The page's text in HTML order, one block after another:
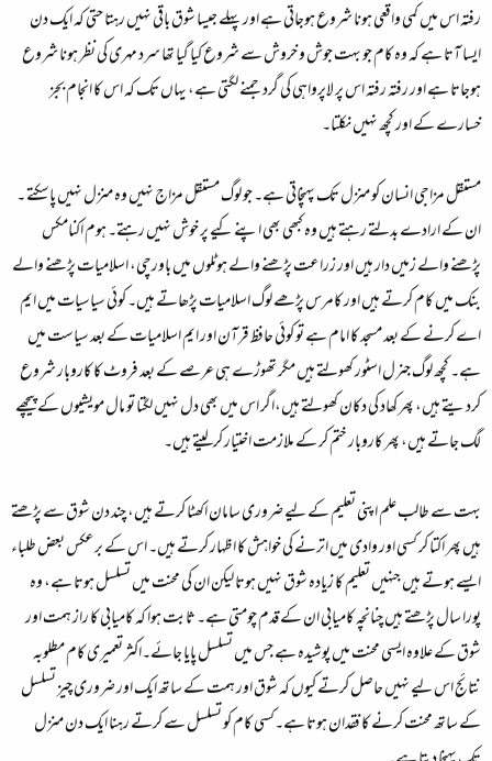
رفتہ اس میں کمی واقعی ہونا شروع ہوجاتی ہے اور پہلے جیسا شوق باقی نہیں رہتا حتی کہ ایک دن
ایسا آتا ہے کہ وہ کام جو بہت جوش و خروش سے شروع کیا گیا تھا سرد مہری کی نظر ہونا شروع
ہوجاتا ہے اور رفتہ رفتہ اس پر لاپرواہی کی گرد جمنے لگتی ہے، یہاں تک کہ اس کا انجام بجز
خسارے کے اور کچھ نہیں نکلتا۔
مستقل مزاجی انسان کو منزل تک پہنچاتی ہے۔ جو لوگ مستقل مزاج نہیں وہ منزل نہیں پاسکتے ۔
ان کے ارادے بدلتے رہتے ہیں وہ کبھی بھی اپنے کیے پر خوش نہیں رہتے۔ ہوم اکنامکس
پڑھنے والے زمیں دار ہیں اور زراعت پڑھنے والے ہوٹلوں میں باورچی، اسلامیات پڑھنے والے
بنک میں کام کرتے ہیں اور کامرس پڑھے لوگ اسلامیات پڑھاتے ہیں۔ کوئی سیاسیات میں ایم
اے کرنے کے بعد مسجد کا امام ہے تو کوئی حافظ قرآن اور ایم اسلامیات کے بعد سیاست میں
ہے۔ کچھ لوگ جنرل اسٹور کھولتے ہیں مگر تھوڑے ہی عرصے کے بعد فروٹ کا کاروبار شروع
کردیتے ہیں، پھر کھاد کی دکان کھولتے ہیں،اگر اس میں بھی دل نہیں لگتا تو مال مویشیوں کے پیچھے
لگ جاتے ہیں، پھر کاروبار ختم کر کے ملازمت اختیار کرلیتے ہیں۔
بہت سے طالب علم اپنی تعلیم کے لیے ضروری سامان اکھٹا کرتے ہیں، چند دن شوق سے پڑھتے
ہیں پھر اکتا کر کسی اور وادی میں اترنے کی خواہش کا اظہار کرتے ہیں۔ اس کے برعکس بعض طلباء
ایسے ہوتے ہیں جنہیں تعلیم کا زیادہ شوق نہیں ہوتا لیکن ان کی محنت میں تسلسل ہوتا ہے، وہ
پورا سال پڑھتے ہیں چنانچہ کامیابی ان کے قدم چومتی ہے۔ ثابت ہوا کہ کامیابی کا راز ہمت اور
شوق کے علاوہ ایسی محنت میں پوشیدہ ہے جس میں تسلسل پایا جائے۔اکثر تعمیری کام مطلوبہ
نتائج اس لیے نہیں حاصل کرتے کیوں کہ شوق اور ہمت کے ساتھ ایک اور ضروری چیز تسلسل
کے ساتھ محنت کرنے کا فقدان ہوتا ہے۔کسی کام کو تسلسل سے کرتے رہنا ایک دن منزل